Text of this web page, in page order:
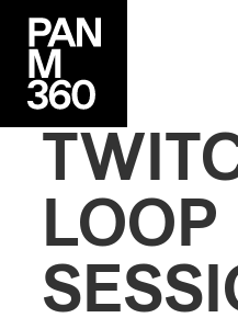
LOOP